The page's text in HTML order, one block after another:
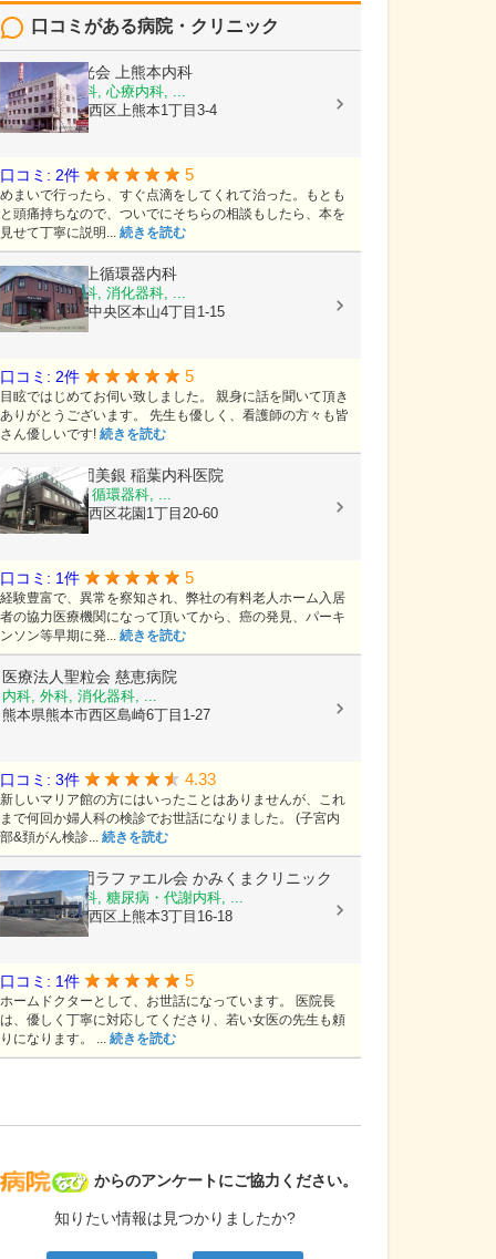
病院なび
からのアンケートにご協力ください。
知りたい情報は見つかりましたか?
口コミがある病院・クリニック
医療法人陽光会 上熊本内科
内科, 神経内科, 心療内科, ...
熊本県熊本市西区上熊本1丁目3-4
口コミ: 2件 5
めまいで行ったら、すぐ点滴をしてくれて治った。もとも
と頭痛持ちなので、ついでにそちらの相談もしたら、本を
見せて丁寧に説明... 続きを読む
医療法人村上循環器内科
内科, 呼吸器科, 消化器科, ...
熊本県熊本市中央区本山4丁目1-15
口コミ: 2件 5
目眩ではじめてお伺い致しました。 親身に話を聞いて頂き
ありがとうございます。 先生も優しく、看護師の方々も皆
さん優しいです! 続きを読む
医療法人社団美銀 稲葉内科医院
内科, 胃腸科, 循環器科, ...
熊本県熊本市西区花園1丁目20-60
口コミ: 1件 5
経験豊富で、異常を察知され、弊社の有料老人ホーム入居
者の協力医療機関になって頂いてから、癌の発見、パーキ
ンソン等早期に発... 続きを読む
医療法人聖粒会 慈恵病院
内科, 外科, 消化器科, ...
熊本県熊本市西区島崎6丁目1-27
口コミ: 3件 4.33
新しいマリア館の方にはいったことはありませんが、これ
まで何回か婦人科の検診でお世話になりました。 (子宮内
部&頚がん検診... 続きを読む
医療法人社団ラファエル会 かみくまクリニック
整形外科, 内科, 糖尿病・代謝内科, ...
熊本県熊本市西区上熊本3丁目16-18
口コミ: 1件 5
ホームドクターとして、お世話になっています。 医院長
は、優しく丁寧に対応してくださり、若い女医の先生も頼
りになります。 ... 続きを読む